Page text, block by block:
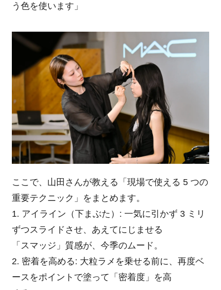
う色を使います」
ここで、山田さんが教える「現場で使える 5 つの
重要テクニック」をまとめます。
1. アイライン（下まぶた）: 一気に引かず 3 ミリ
ずつスライドさせ、あえてにじませる
「スマッジ」質感が、今季のムード。
2. 密着を高める: 大粒ラメを乗せる前に、再度ベ
ースをポイントで塗って「密着度」を高